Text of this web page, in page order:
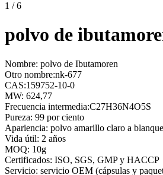
1 / 6
polvo de
Nombre: polvo de Ibutamoren
Otro nombre:nk-677
CAS:159752-10-0
MW: 624,77
Frecuencia intermedia:C27H36N4O5S
Pureza: 99 por ciento
Apariencia: polvo amarillo claro a
Vida útil: 2 años
MOQ: 10g
Certificados: ISO, SGS, GMP y HACCP
Servicio: servicio OEM (cápsulas y